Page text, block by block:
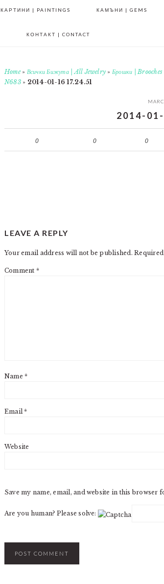
КАРТИНИ | PAINTINGS КАМЪНИ | GEMS
КОНТАКТ | CONTACT
Home» Всички Бижута | All Jewelry » Брошки | Brooches
N683» 2014-01-16 17.24.51
2014-
0 0 0
INTERACTIONS
LEAVE A REPLY
Your email address will not be published.
Comment *
Name*
Email*
Website
Save my name, email, and website in this browser
Are you human? Please solve: